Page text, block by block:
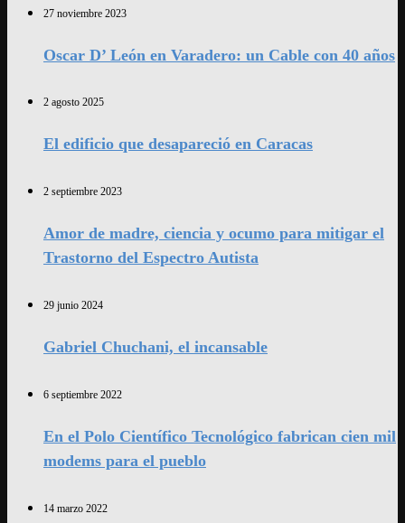
27 noviembre 2023
Oscar D’ León en Varadero: un Cable con 40 años
2 agosto 2025
El edificio que desapareció en Caracas
2 septiembre 2023
Amor de madre, ciencia y ocumo para mitigar el
Trastorno del Espectro Autista
29 junio 2024
Gabriel Chuchani, el incansable
6 septiembre 2022
En el Polo Científico Tecnológico fabrican cien mil
modems para el pueblo
14 marzo 2022